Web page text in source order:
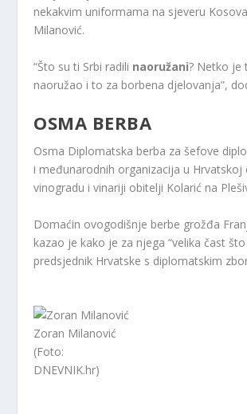
nekakvim uniformama na sjeveru
Milanović.
“Što su ti Srbi radili naoružani? Netko je
naoružao i to za borbena djelovanja”,
OSMA BERBA
Osma Diplomatska berba za šefove
i međunarodnih organizacija u Hrvatskoj
vinogradu i vinariji obitelji Kolarić na
Domaćin ovogodišnje berbe grožđa
kazao je kako je za njega “velika čast
predsjednik Hrvatske s diplomatskim
Zoran Milanović
(Foto:
DNEVNIK.hr)